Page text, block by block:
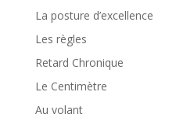
La posture d’excellence
Les règles
Retard Chronique
Le Centimètre
Au volant